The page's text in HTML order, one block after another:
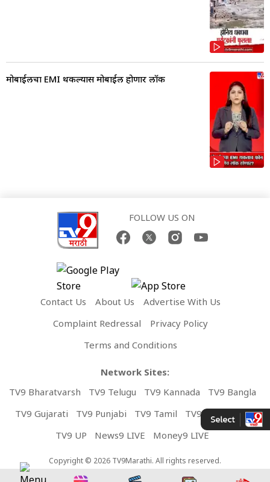
मोबाईलचा EMI थकल्यास मोबाईल होणार लॉक
FOLLOW US ON
Contact Us About Us
Advertise With Us
Complaint Redressal
Privacy Policy
Terms and Conditions
Network Sites:
TV9 Bharatvarsh
TV9 Telugu TV9 Kannada
TV9 Bangla
TV9 Gujarati
TV9 Punjabi TV9 Tamil
TV9 Malayalam
TV9 UP
News9 LIVE Money9 LIVE
Copyright © 2026 TV9Marathi. All rights reserved.